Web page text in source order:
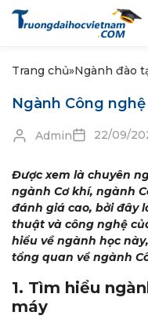
Trang chủ»Ngành đào
Ngành Công
Admin 22/09/
Được xem là chuyên
ngành Cơ khí, ngành
đánh giá cao, bởi đây
thuật và công nghệ
hiểu về ngành học
tổng quan về ngành
1. Tìm hiểu
máy